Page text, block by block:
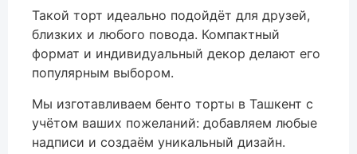
Такой торт идеально подойдёт для друзей,
близких и любого повода. Компактный
формат и индивидуальный декор делают его
популярным выбором.
Мы изготавливаем бенто торты в Ташкент с
учётом ваших пожеланий: добавляем любые
надписи и создаём уникальный дизайн.